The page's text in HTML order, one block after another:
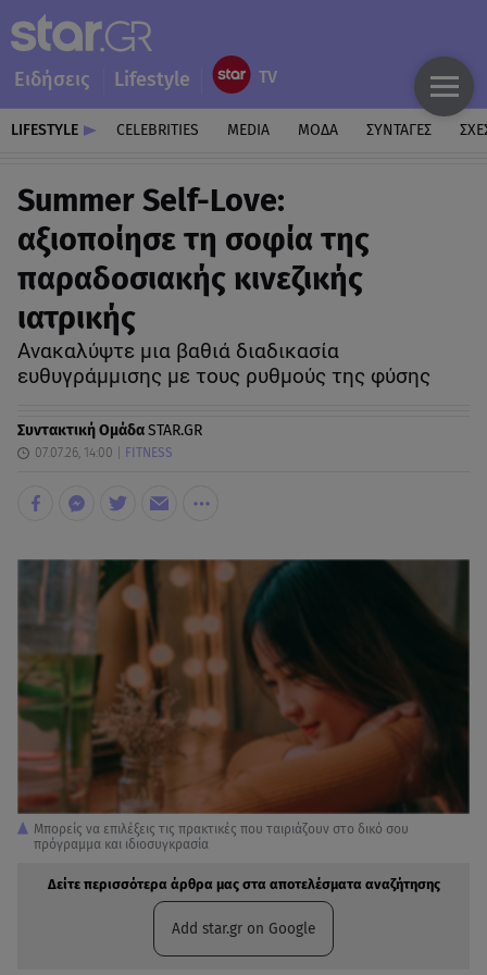
Ειδήσεις Lifestyle
LIFESTYLE CELEBRITIES MEDIA ΜΟΔΑ ΣΥΝΤΑΓΕΣ
Summer Self-Love:
αξιοποίησε τη σοφία της
παραδοσιακής κινεζικής
ιατρικής
Ανακαλύψτε μια βαθιά διαδικασία
ευθυγράμμισης με τους ρυθμούς της φύσης
Συντακτική ΟμάδαSTAR.GR
07.07.26, 14:00 FITNESS
Μπορείς να επιλέξεις τις πρακτικές που ταιριάζουν στο δικό σου
πρόγραμμα και ιδιοσυγκρασία
Δείτε περισσότερα άρθρα μας στα αποτελέσματα αναζήτησης
Add star.gr on Google